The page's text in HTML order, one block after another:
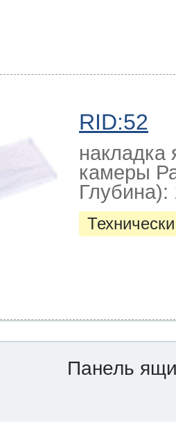
RID:52
накладка
камеры
Глубина):
Панель